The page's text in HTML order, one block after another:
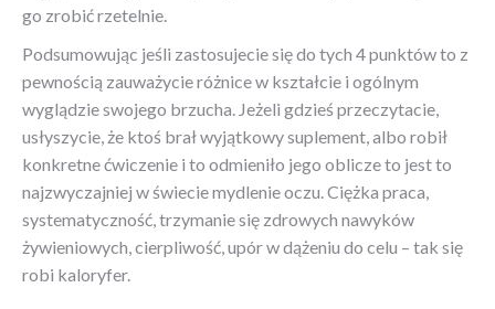
go zrobić rzetelnie.
Podsumowując jeśli zastosujecie się do tych 4 punktów to z
pewnością zauważycie różnice w kształcie i ogólnym
wyglądzie swojego brzucha. Jeżeli gdzieś przeczytacie,
usłyszycie, że ktoś brał wyjątkowy suplement, albo robił
konkretne ćwiczenie i to odmieniło jego oblicze to jest to
najzwyczajniej w świecie mydlenie oczu. Ciężka praca,
systematyczność, trzymanie się zdrowych nawyków
żywieniowych, cierpliwość, upór w dążeniu do celu – tak się
robi kaloryfer.